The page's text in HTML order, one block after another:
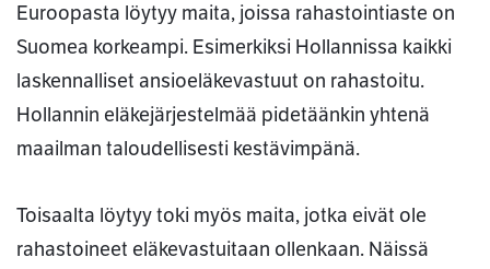
Euroopasta löytyy maita, joissa rahastointiaste on
Suomea korkeampi. Esimerkiksi Hollannissa kaikki
laskennalliset ansioeläkevastuut on rahastoitu.
Hollannin eläkejärjestelmää pidetäänkin yhtenä
maailman taloudellisesti kestävimpänä.
Toisaalta löytyy toki myös maita, jotka eivät ole
rahastoineet eläkevastuitaan ollenkaan. Näissä